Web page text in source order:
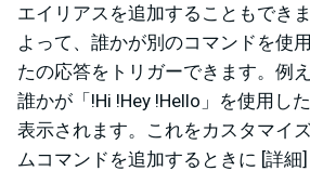
エイリアスを追加することもでき
よって、誰かが別のコマンドを使
たの応答をトリガーできます。例
誰かが「!Hi !Hey !Hello」を使用し
表示されます。これをカスタマイ
ムコマンドを追加するときに [詳